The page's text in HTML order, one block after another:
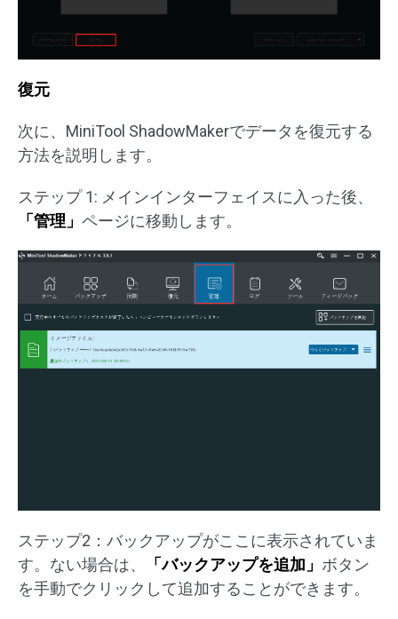
復元
次に、MiniTool ShadowMakerでデータを復元する
方法を説明します。
ステップ 1: メインインターフェイスに入った後、
「管理」 ページに移動します。
ステップ2：バックアップがここに表示されていま
す。ない場合は、
「バックアップを追加」 ボタン
を手動でクリックして追加することができます。